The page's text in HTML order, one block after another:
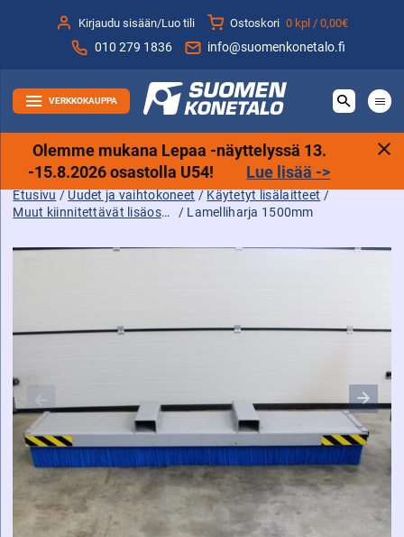
sisältöön
Kirjaudu sisään/Luo tili Ostoskori 0 kpl /0,00€
010 279 1836 info@suomenkonetalo.fi
VERKKOKAUPPA
Olemme mukana Lepaa -näyttelyssä 13.
-15.8.2026 osastolla U54! Lue lisää ->
Etusivu / Uudet ja vaihtokoneet / Käytetyt lisälaitteet /
Muut kiinnitettävät lisäosat ja komponentit / Lamelliharja 1500mm